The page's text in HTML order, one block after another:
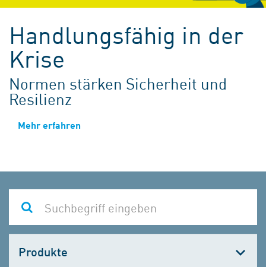
Handlungsfähig in der
Krise
Normen stärken Sicherheit und
Resilienz
Mehr erfahren
wählen